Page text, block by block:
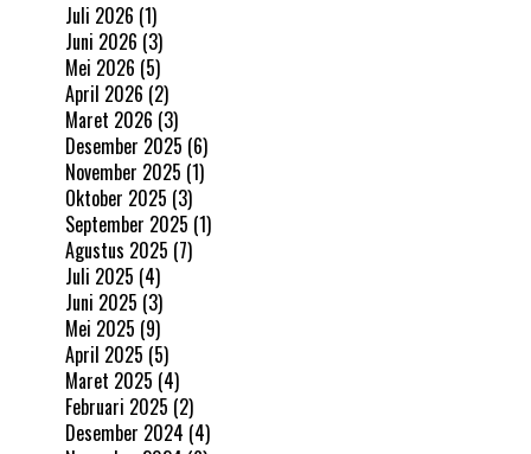
Juli 2026 (1)
Juni 2026 (3)
Mei 2026 (5)
April 2026 (2)
Maret 2026 (3)
Desember 2025 (6)
November 2025 (1)
Oktober 2025 (3)
September 2025 (1)
Agustus 2025 (7)
Juli 2025 (4)
Juni 2025 (3)
Mei 2025 (9)
April 2025 (5)
Maret 2025 (4)
Februari 2025 (2)
Desember 2024 (4)